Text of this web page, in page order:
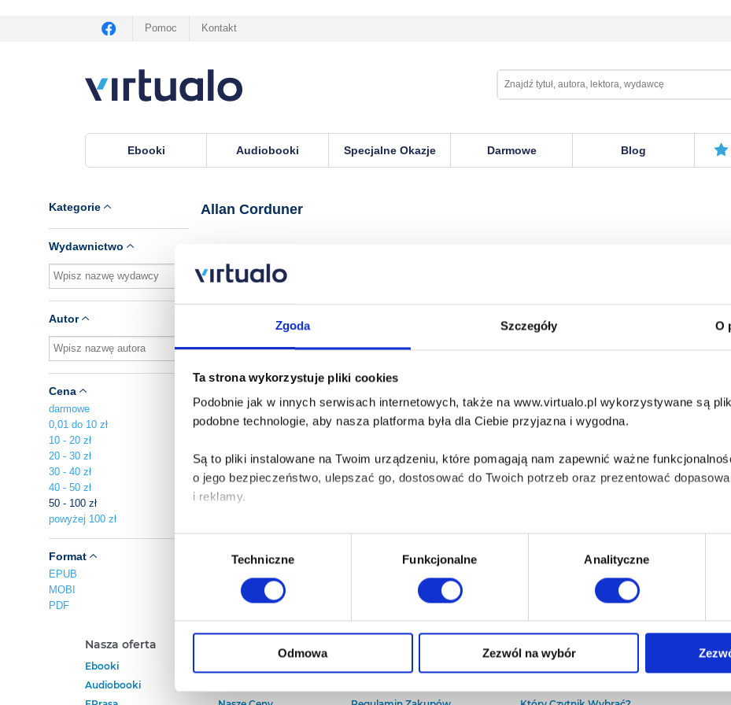
Zgoda Szczegóły O
Ta strona wykorzystuje pliki cookies
Podobnie jak w innych serwisach internetowych, także na www.virtualo.pl wykorzystywane są
podobne technologie, aby nasza platforma była dla Ciebie przyjazna i wygodna.
Są to pliki instalowane na Twoim urządzeniu, które pomagają nam zapewnić ważne
o jego bezpieczeństwo, ulepszać go, dostosować do Twoich potrzeb oraz prezentować
i reklamy.
Poza plikami, które są nam niezbędne do prawidłowego i bezpiecznego działania serwisu - są
Twojej zgody.
Każda udzielona zgoda poprawi Twoje doświadczenia jeśli jesteś naszym Użytkownikiem.
Wybór
Techniczne Funkcjonalne Analityczne
Odmowa Zezwól na wybór
Pomoc Kontakt
Ebooki Audiobooki Specjalne Okazje Darmowe Blog
Kategorie
Wydawnictwo
Autor
Cena
darmowe
0,01 do 10 zł
10 - 20 zł
20 - 30 zł
30 - 40 zł
40 - 50 zł
50 - 100 zł
powyżej 100 zł
Format
EPUB
MOBI
PDF
Allan Corduner
Nasza oferta
Ebooki
Audiobooki
Baza wiedzy